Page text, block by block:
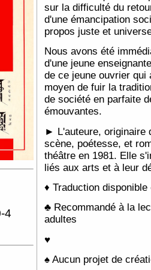
4
sur la difficulté du
d'une émancipation
propos juste et
Nous avons été
d'une jeune
de ce jeune ouvrier
moyen de fuir la
de société en parfaite
émouvantes.
► L'auteure, originaire
scène, poétesse, et
théâtre en 1981. Elle
liés aux arts et à leur
♦ Traduction
♣ Recommandé à la
adultes
♥
♠ Aucun projet de